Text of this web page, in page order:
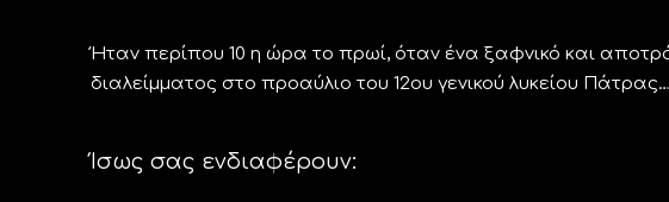
Ήταν περίπου 10 η ώρα το πρωί, όταν ένα ξαφνικό και
διαλείμματος στο προαύλιο του 12ου γενικού λυκείου Πάτρας…
Ίσως σας ενδιαφέρουν: